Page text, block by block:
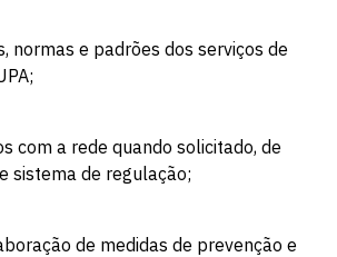
normas e padrões dos serviços de
com a rede quando solicitado, de
sistema de regulação;
de medidas de prevenção e